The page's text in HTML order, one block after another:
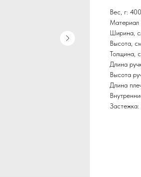
Вес, г: 400
Материал
Ширина,
Высота,
Толщина,
Длина
Высота
Длина
Застежка: